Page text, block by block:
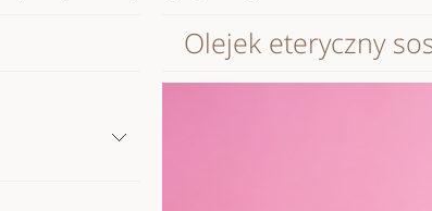
Olejek eteryczny